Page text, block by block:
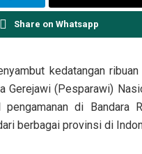
Share on Whatsapp
kedatangan
Gerejawi (Pesparawi)
pengamanan di Bandara
berbagai provinsi di